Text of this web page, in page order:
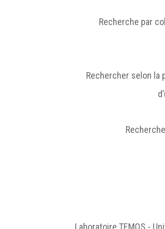
Recherche par
Rechercher selon la
Laboratoire TEMOS -